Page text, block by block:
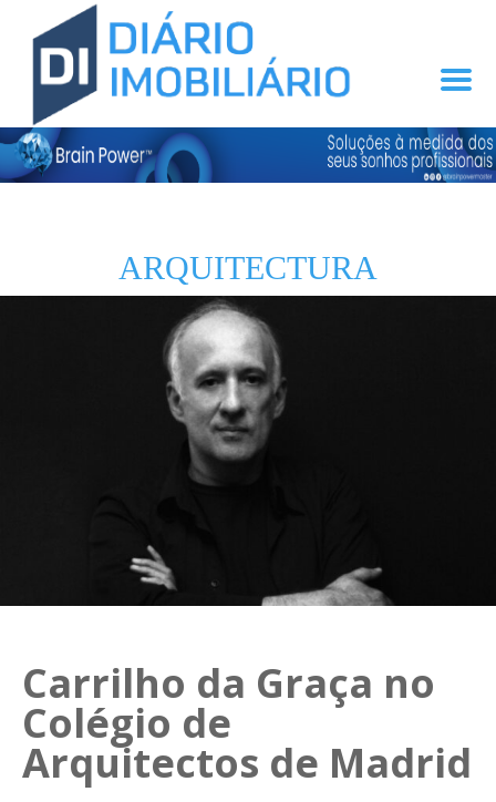
ARQUITECTURA
Carrilho da Graça no
Colégio de
Arquitectos de Madrid